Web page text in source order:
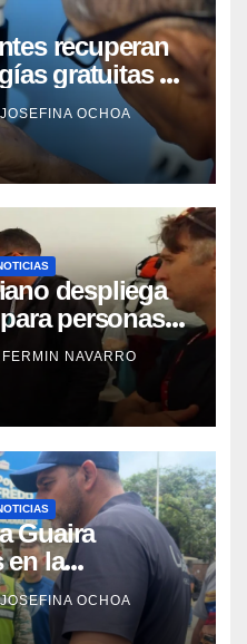
recuperan
gratuitas de
OCHOA
despliega
personas
en
Guaira
NAVARRO
Guaira
en la
de
OCHOA